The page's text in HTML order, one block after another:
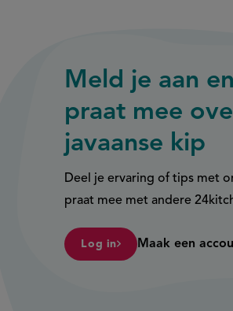
Meld je aan en
praat mee
javaanse kip
Deel je ervaring of tips met
praat mee met andere
Log in Maak een